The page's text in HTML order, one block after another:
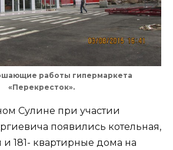
работы гипермаркета
«Перекресток».
Сулине при участии
появились котельная,
181- квартирные дома на